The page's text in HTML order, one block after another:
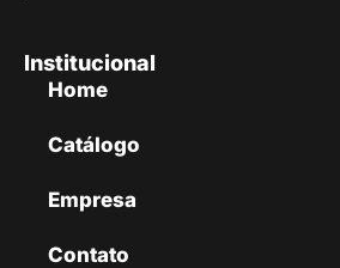
Institucional
Home
Catálogo
Empresa
Contato